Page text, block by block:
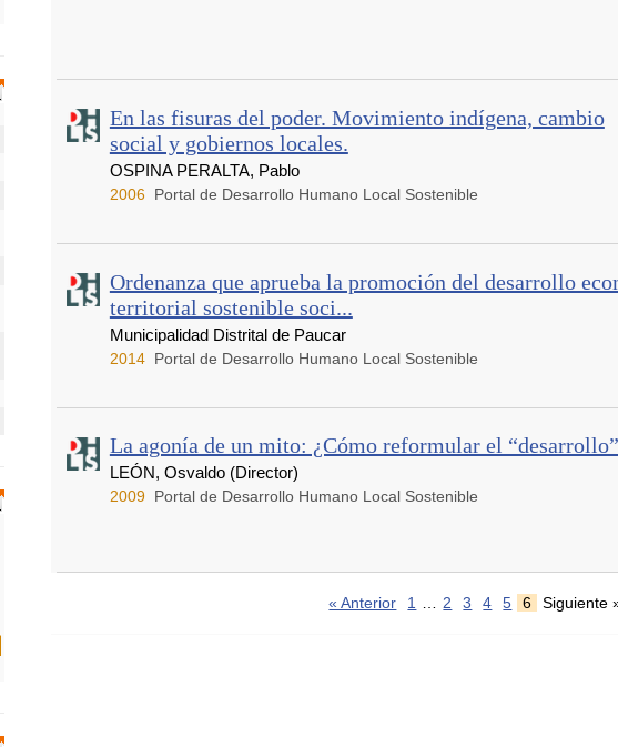
En las fisuras del poder. Movimiento indígena, cambio
social y gobiernos locales.
OSPINA PERALTA, Pablo
2006 Portal de Desarrollo Humano Local Sostenible
Ordenanza que aprueba la promoción del desarrollo
territorial sostenible soci...
Municipalidad Distrital de Paucar
2014 Portal de Desarrollo Humano Local Sostenible
La agonía de un mito: ¿Cómo reformular el
LEÓN, Osvaldo (Director)
2009 Portal de Desarrollo Humano Local Sostenible
« Anterior 1 … 2 3 4 5 6 Siguiente